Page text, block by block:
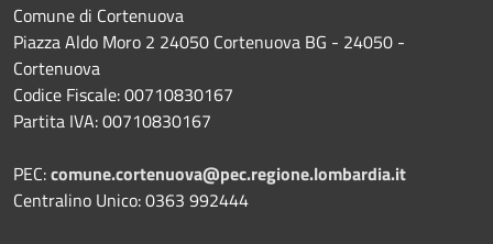
Comune di Cortenuova
Piazza Aldo Moro 2 24050 Cortenuova BG - 24050 -
Cortenuova
Codice Fiscale: 00710830167
Partita IVA: 00710830167
PEC:comune.cortenuova@pec.regione.lombardia.it
Centralino Unico: 0363 992444